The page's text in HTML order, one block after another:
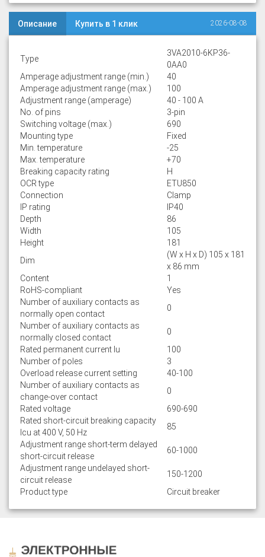
Описание Купить в 1 клик 2026-08-08
Type
3VA2010-6KP36-
0AA0
Amperage adjustment range (min.)
40
Amperage adjustment range (max.)
100
Adjustment range (amperage)
40 - 100 A
No. of pins
3-pin
Switching voltage (max.)
690
Mounting type
Fixed
Min. temperature
-25
Max. temperature
+70
Breaking capacity rating
H
OCR type
ETU850
Connection
Clamp
IP rating
IP40
Depth
86
Width
105
Height
181
Dim
(W x H x D) 105 x 181
x 86 mm
Content
1
RoHS-compliant
Yes
Number of auxiliary contacts as
normally open contact
0
Number of auxiliary contacts as
normally closed contact
0
Rated permanent current Iu
100
Number of poles
3
Overload release current setting
40-100
Number of auxiliary contacts as
change-over contact
0
Rated voltage
690-690
Rated short-circuit breaking capacity
lcu at 400 V, 50 Hz
85
Adjustment range short-term delayed
short-circuit release
60-1000
Adjustment range undelayed short-
circuit release
150-1200
Product type
Circuit breaker